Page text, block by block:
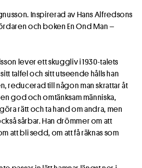
Inspirerad av Hans Alfredsons
och boken En Ond Man –
lever ett skuggliv i 1930-talets
talfel och sitt utseende hålls han
reducerad till någon man skrattar åt
god och omtänksam människa,
rätt och ta hand om andra, men
sårbar. Han drömmer om att
att bli sedd, om att få räknas som